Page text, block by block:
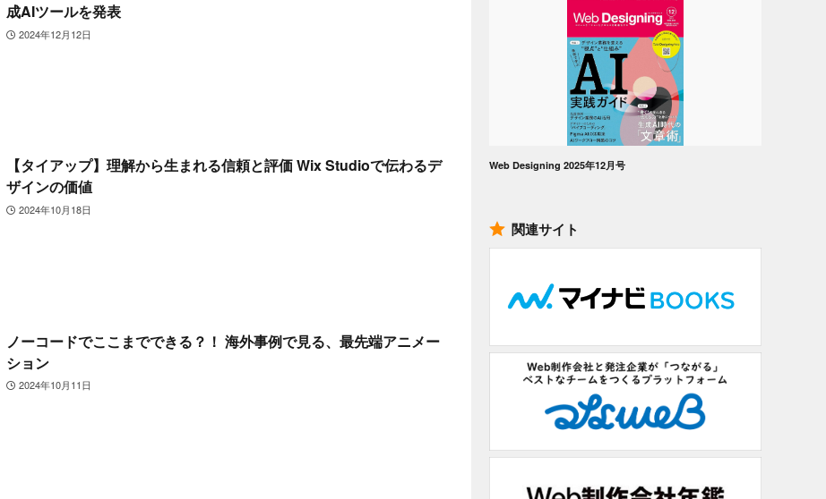
成AIツールを発表
2024年12月12日
【タイアップ】理解から生まれる信頼と評価 Wix Studioで伝わるデ
ザインの価値
2024年10月18日
ノーコードでここまでできる？！ 海外事例で見る、最先端アニメー
ション
2024年10月11日
Web Designing 2025年12月号
関連サイト